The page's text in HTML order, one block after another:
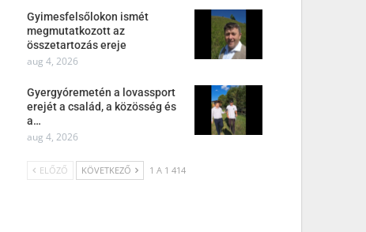
Gyimesfelsőlokon ismét
megmutatkozott az
összetartozás ereje
aug 4, 2026
Gyergyóremetén a lovassport
erejét a család, a közösség és
a…
aug 4, 2026
ELŐZŐ KÖVETKEZŐ 1 A 1 414